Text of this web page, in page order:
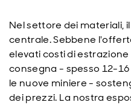
Nel settore dei materiali,
centrale. Sebbene
elevati costi di estrazione
consegna - spesso 12-
le nuove miniere -
dei prezzi. La nostra